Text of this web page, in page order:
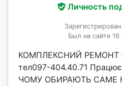
Личность
Был на сайте 16
КОМПЛЕКСНИЙ РЕМОНТ
тел097-404.40.71
ЧОМУ ОБИРАЮТЬ САМЕ